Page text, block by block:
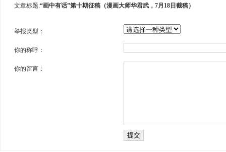
文章标题:“画中有话”第十期征稿（漫画大师华君武，7月18日截稿）
举报类型：
你的称呼：
你的留言：